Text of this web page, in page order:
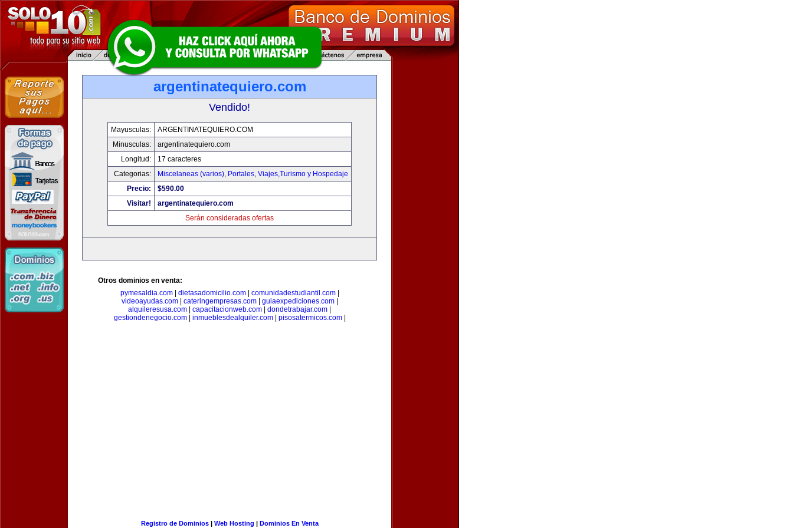
argentinatequiero.com
Vendido!
Mayusculas:
ARGENTINATEQUIERO.COM
Minusculas:
argentinatequiero.com
Longitud:
17 caracteres
Categorias:
Miscelaneas (varios), Portales, Viajes,Turismo y Hospedaje
Precio:
$590.00
Visitar!
argentinatequiero.com
Serán consideradas ofertas
Otros dominios en venta:
pymesaldia.com| dietasadomicilio.com| comunidadestudiantil.com|
videoayudas.com| cateringempresas.com| guiaexpediciones.com|
alquileresusa.com
capacitacionweb.com dondetrabajar.com
gestiondenegocio.com| inmueblesdealquiler.com| pisosatermicos.com|
Registro de Dominios| Web Hosting | Dominios En Venta